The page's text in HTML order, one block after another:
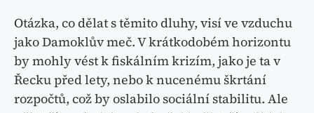
Otázka, co dělat s těmito dluhy, visí ve vzduchu
jako Damoklův meč. V krátkodobém horizontu
by mohly vést k fiskálním krizím, jako je ta v
Řecku před lety, nebo k nucenému škrtání
rozpočtů, což by oslabilo sociální stabilitu. Ale